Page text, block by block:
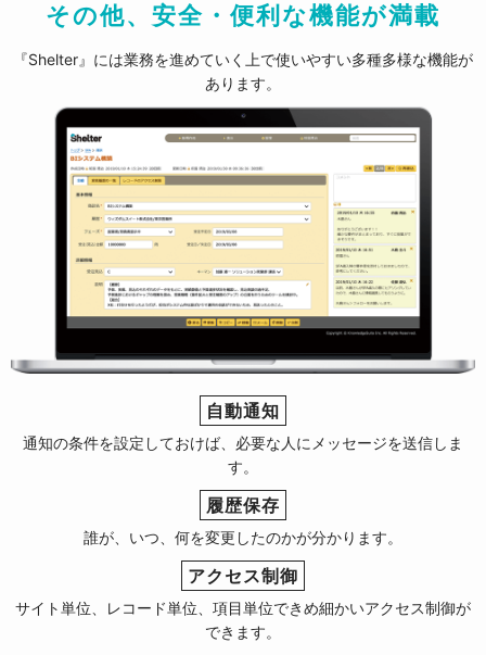
その他、安全・便利な機能が満載
『Shelter』には業務を進めていく上で使いやすい多種多様な機能が
あります。
自動通知
通知の条件を設定しておけば、必要な人にメッセージを送信しま
す。
履歴保存
誰が、いつ、何を変更したのかが分かります。
アクセス制御
サイト単位、レコード単位、項目単位できめ細かいアクセス制御が
できます。